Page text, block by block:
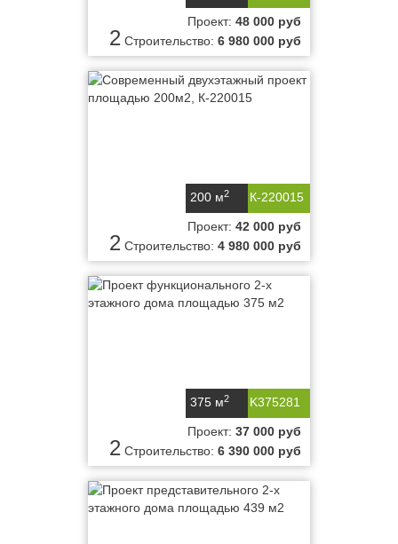
2
Проект: 48 000 руб
Строительство: 6 980 000 руб
К-220015
200 м2
2
Проект: 42 000 руб
Строительство: 4 980 000 руб
K375281
375 м2
2
Проект: 37 000 руб
Строительство: 6 390 000 руб